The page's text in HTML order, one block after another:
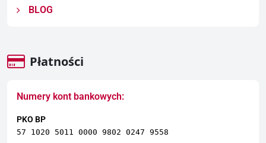
BLOG
Płatności
Numery kont bankowych:
PKO BP
57 1020 5011 0000 9802 0247 9558